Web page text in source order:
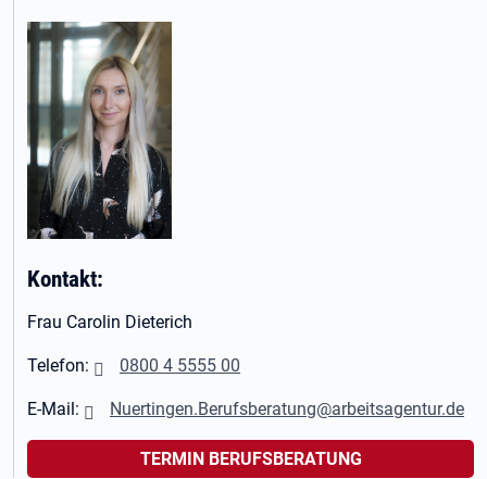
Kontakt:
Frau Carolin Dieterich
Telefon: 0800 4 5555 00
E-Mail: Nuertingen.Berufsberatung@arbeitsagentur.de
TERMIN BERUFSBERATUNG